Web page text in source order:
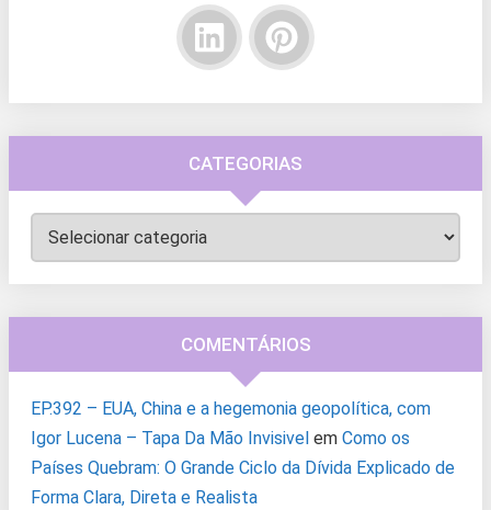
CATEGORIAS
Categorias
COMENTÁRIOS
EP.392 – EUA, China e a hegemonia geopolítica, com
Igor Lucena – Tapa Da Mão Invisivel em Como os
Países Quebram: O Grande Ciclo da Dívida Explicado de
Forma Clara, Direta e Realista